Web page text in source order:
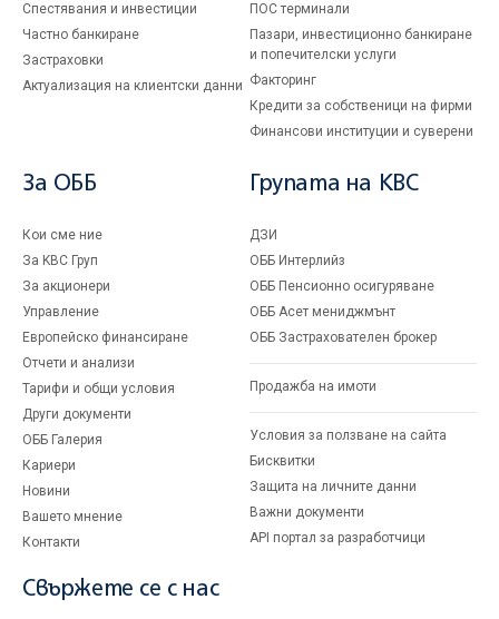
Спестявания и инвестиции
Частно банкиране
Застраховки
Актуализация на клиентски данни
ПОС терминали
Пазари, инвестиционно банкиране
и попечителски услуги
Факторинг
Кредити за собственици на фирми
Финансови институции и суверени
За ОББ
Кои сме ние
За KBC Груп
За акционери
Управление
Европейско финансиране
Отчети и анализи
Тарифи и общи условия
Други документи
ОББ Галерия
Кариери
Новини
Вашето мнение
Контакти
Групата на KBC
ДЗИ
ОББ Интерлийз
ОББ Пенсионно осигуряване
ОББ Асет мениджмънт
ОББ Застрахователен брокер
Продажба на имоти
Условия за ползване на сайта
Бисквитки
Защита на личните данни
Важни документи
API портал за разработчици
Свържете се с нас